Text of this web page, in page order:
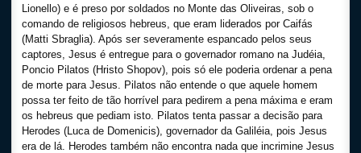
Lionello) e é preso por soldados no Monte das Oliveiras, sob o
comando de religiosos hebreus, que eram liderados por Caifás
(Matti Sbraglia). Após ser severamente espancado pelos seus
captores, Jesus é entregue para o governador romano na Judéia,
Poncio Pilatos (Hristo Shopov), pois só ele poderia ordenar a pena
de morte para Jesus. Pilatos não entende o que aquele homem
possa ter feito de tão horrível para pedirem a pena máxima e eram
os hebreus que pediam isto. Pilatos tenta passar a decisão para
Herodes (Luca de Domenicis), governador da Galiléia, pois Jesus
era de lá. Herodes também não encontra nada que incrimine Jesus